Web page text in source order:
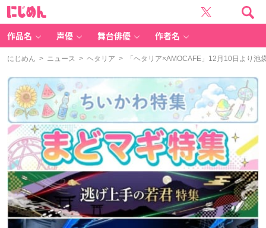
作品名 声優 舞台俳優 作者名
にじめん > ニュース > ヘタリア > 「ヘタリア×AMOCAFE」12月10日より池